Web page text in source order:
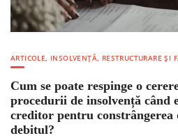
ARTICOLE, INSOLVENȚĂ, RESTRUCTURARE ȘI
Cum se poate respinge o
procedurii de insolvență când
creditor pentru
debitul?